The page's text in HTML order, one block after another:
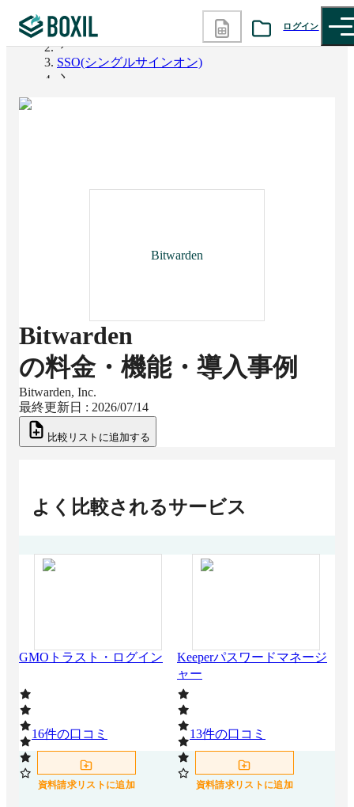
ログイン
カテゴリから探す
BOXIL
SSO(シングルサインオン)
Bitwarden
Bitwarden
の料金・機能・導入事例
Bitwarden, Inc.
最終更新日 : 2026/07/14
比較リストに追加する
よく比較されるサービス
GMOトラスト・ログイン
16件の口コミ
資料請求リストに追加
Keeperパスワードマネージ
ャー
13件の口コミ
資料請求リストに追加